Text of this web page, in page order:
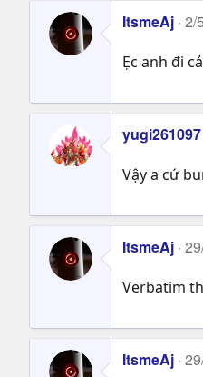
ItsmeAj 2/
Ẹc anh đi
yugi261097
Vậy a cứ
ItsmeAj
Verbatim
ItsmeAj